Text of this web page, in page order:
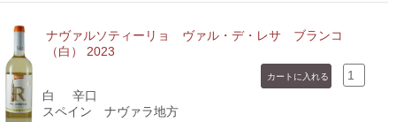
ナヴァルソティーリョ ヴァル・デ・レサ ブランコ
（白） 2023
白
辛口
スペイン ナヴァラ地方